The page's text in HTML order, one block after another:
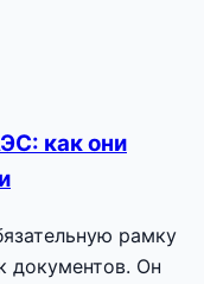
как они
рамку
документов. Он